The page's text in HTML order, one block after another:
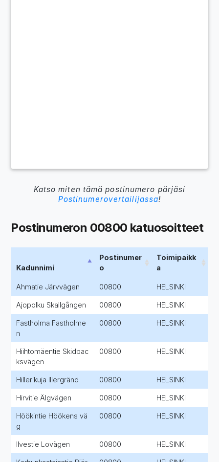
Katso miten tämä postinumero pärjäsi
Postinumerovertailijassa!
Postinumeron 00800 katuosoitteet
Kadunnimi
Postinumer
o
Toimipaikk
a
Ahmatie Järvvägen 00800 HELSINKI
Ajopolku Skallgången 00800 HELSINKI
Fastholma Fastholme
n
00800 HELSINKI
Hiihtomäentie Skidbac
ksvägen
00800 HELSINKI
Hillerikuja Illergränd 00800 HELSINKI
Hirvitie Älgvägen 00800 HELSINKI
Höökintie Höökens vä
g
00800 HELSINKI
Ilvestie Lovägen 00800 HELSINKI